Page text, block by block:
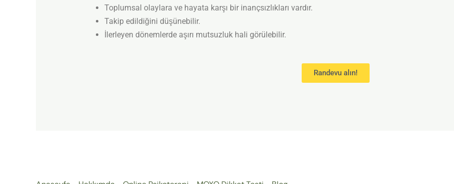
Toplumsal olaylara ve hayata karşı bir inançsızlıkları vardır.
Takip edildiğini düşünebilir.
İlerleyen dönemlerde aşırı mutsuzluk hali görülebilir.
Randevu alın!